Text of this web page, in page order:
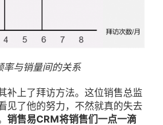
率与销量间的关系
补上了拜访方法。这位销售总监
见了他的努力，不然就真的失去
销售易CRM将销售们一点一滴